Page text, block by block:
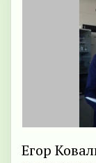
Егор